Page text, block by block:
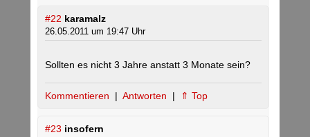
#22 karamalz
26.05.2011 um 19:47 Uhr
Sollten es nicht 3 Jahre anstatt 3 Monate sein?
Kommentieren | Antworten | ⇑ Top
#23 insofern